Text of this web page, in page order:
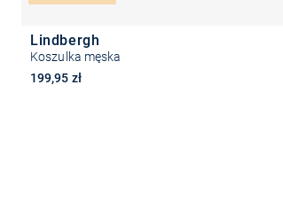
Lindbergh
Koszulka męska
199,95 zł